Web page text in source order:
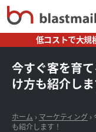
低コストで大規
今すぐ客を育
け方も紹介しま
ホーム › マーケティング ›
も紹介します！